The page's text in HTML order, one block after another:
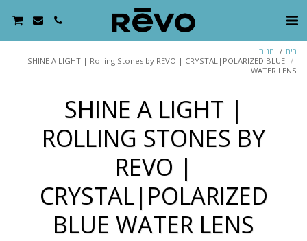
בית
חנות
SHINE A LIGHT | Rolling Stones by REVO | CRYSTAL|POLARIZED BLUE
WATER LENS
SHINE A LIGHT |
ROLLING STONES BY
REVO |
CRYSTAL|POLARIZED
BLUE WATER LENS